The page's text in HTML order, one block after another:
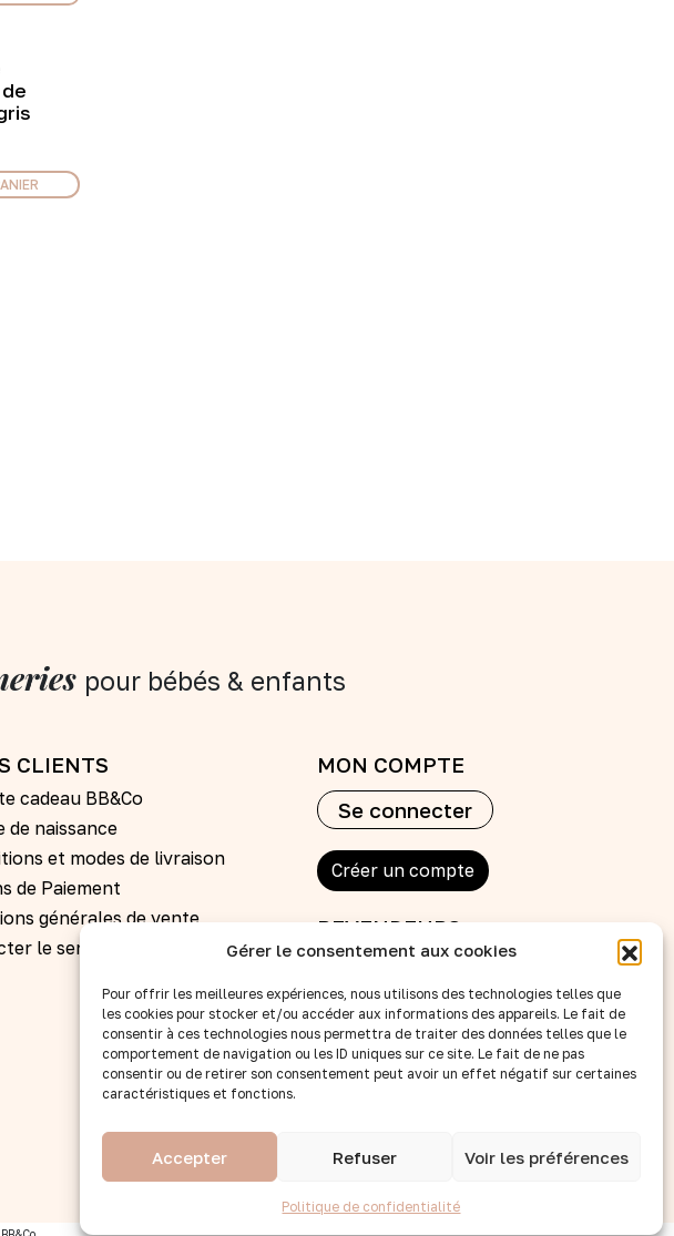
Gérer le consentement aux cookies
Pour offrir les meilleures expériences, nous utilisons des technologies telles que
les cookies pour stocker et/ou accéder aux informations des appareils. Le fait de
consentir à ces technologies nous permettra de traiter des données telles que le
comportement de navigation ou les ID uniques sur ce site. Le fait de ne pas
consentir ou de retirer son consentement peut avoir un effet négatif sur certaines
caractéristiques et fonctions.
Accepter Refuser Voir les préférences
Politique de confidentialité
pour bébés & enfants
CLIENTS
cadeau BB&Co
de naissance
et modes de livraison
de Paiement
générales de vente
le service clients
MON COMPTE
Se connecter
Créer un compte
REVENDEURS
Nos points de vente
Devenir revendeur
Accès B to B
SUIVEZ-NOUS :